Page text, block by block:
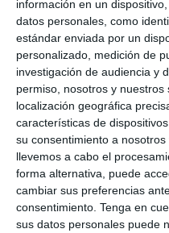
información en un
datos personales, como
estándar enviada por un
personalizado, medición de
investigación de audiencia y
permiso, nosotros y
localización geográfica
características de
su consentimiento a
llevemos a cabo el
forma alternativa, puede
cambiar sus preferencias
consentimiento. Tenga en
sus datos personales puede
El objetivo de las reuniones
la actualidad de los
corporaciones sanitarias de
necesidades de protección
en áreas como la
financiera.
Si quiere recibir
esta, pinche aquí
LO ÚLTIMO